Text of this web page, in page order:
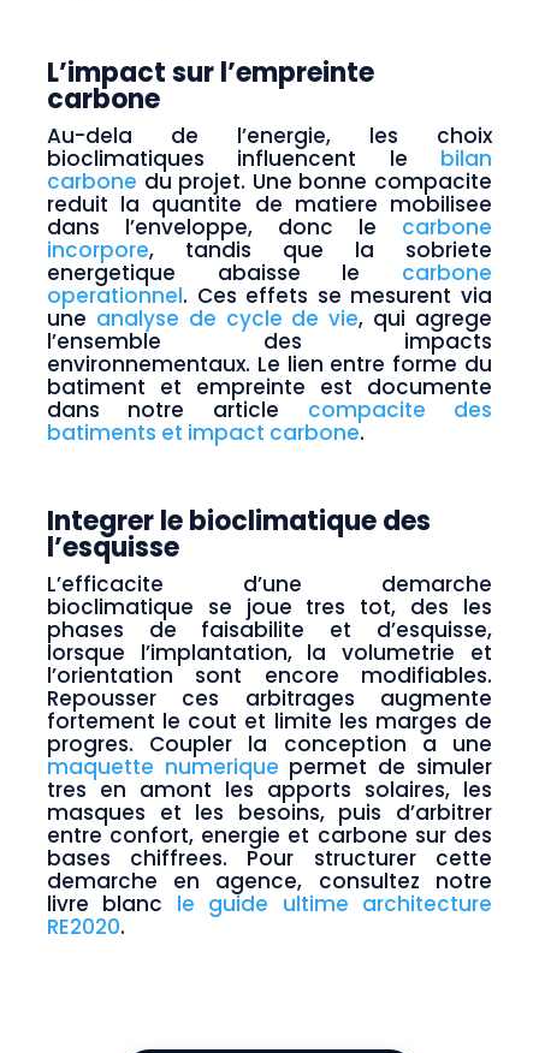
L’impact sur l’empreinte
carbone
Au-dela de l’energie, les choix
bioclimatiques influencent le bilan
carbone du projet. Une bonne compacite
reduit la quantite de matiere mobilisee
dans l’enveloppe, donc le carbone
incorpore, tandis que la sobriete
energetique abaisse le carbone
operationnel. Ces effets se mesurent via
une analyse de cycle de vie, qui agrege
l’ensemble des impacts
environnementaux. Le lien entre forme du
batiment et empreinte est documente
dans notre article compacite des
batiments et impact carbone.
Integrer le bioclimatique des
l’esquisse
L’efficacite d’une demarche
bioclimatique se joue tres tot, des les
phases de faisabilite et d’esquisse,
lorsque l’implantation, la volumetrie et
l’orientation sont encore modifiables.
Repousser ces arbitrages augmente
fortement le cout et limite les marges de
progres. Coupler la conception a une
maquette numerique permet de simuler
tres en amont les apports solaires, les
masques et les besoins, puis d’arbitrer
entre confort, energie et carbone sur des
bases chiffrees. Pour structurer cette
demarche en agence, consultez notre
livre blanc le guide ultime architecture
RE2020.